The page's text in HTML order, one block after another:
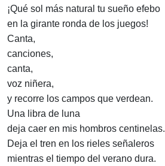
¡Qué sol más natural tu sueño efebo
en la girante ronda de los juegos!
Canta,
canciones,
canta,
voz niñera,
y recorre los campos que verdean.
Una libra de luna
deja caer en mis hombros centinelas.
Deja el tren en los rieles señaleros
mientras el tiempo del verano dura.